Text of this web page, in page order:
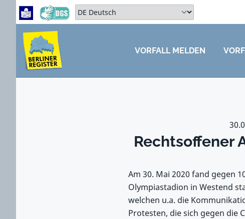
Zum Hauptbereich springen
Zum Hauptmenü springen
Sprache auswählen:
ZUM HAUPTBEREICH SPRINGEN
VORFALL MELDEN
Rechtsoffener
Am 30. Mai 2020 fand gegen
Olympiastadion in Westend
welchen u.a. die
Protesten, die sich gegen die